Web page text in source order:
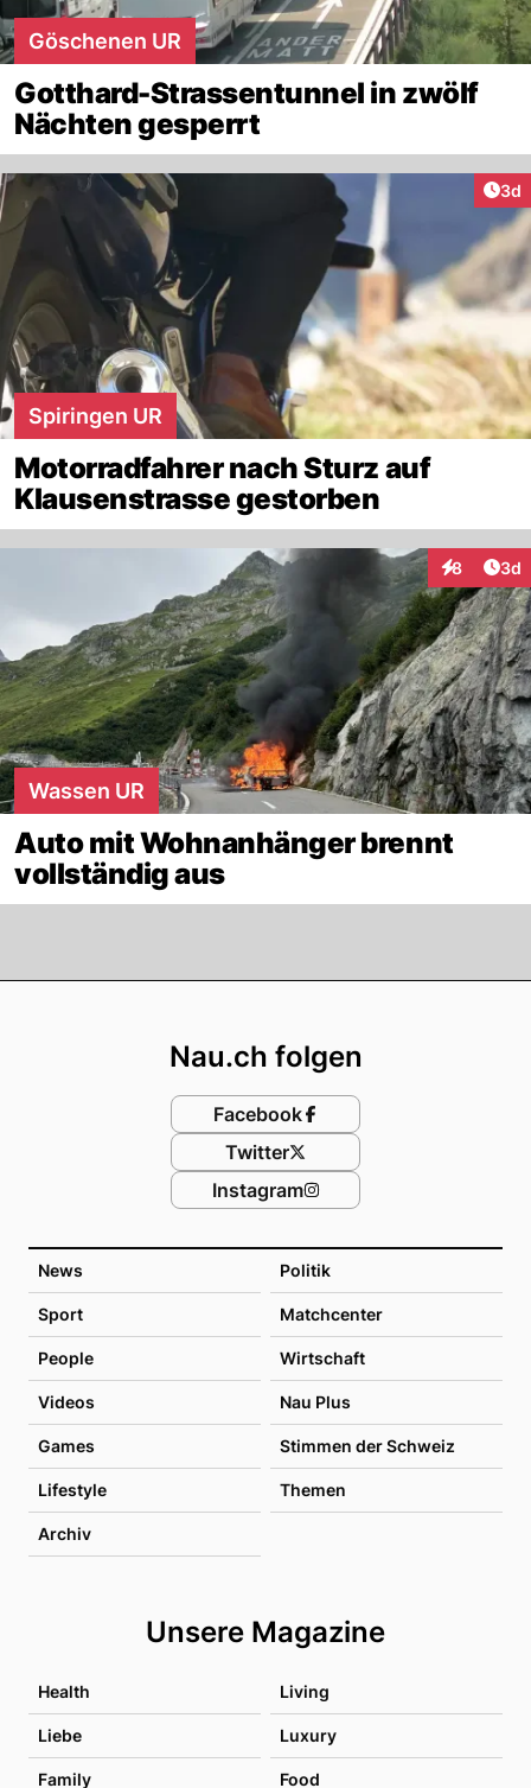
Göschenen UR
Gotthard-Strassentunnel in zwölf
Nächten gesperrt
3d
Spiringen UR
Motorradfahrer nach Sturz auf
Klausenstrasse gestorben
8 3d
Wassen UR
Auto mit Wohnanhänger brennt
vollständig aus
News Politik
Sport Matchcenter
People Wirtschaft
Videos Nau Plus
Games Stimmen der Schweiz
Lifestyle Themen
Archiv
Unsere Magazine
Health Living
Liebe Luxury
Family Food
Nau.ch folgen
Facebook
Twitter
Instagram